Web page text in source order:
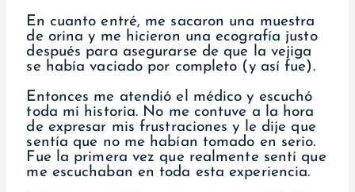
En cuanto entré, me sacaron una muestra
de orina y me hicieron una ecografía justo
después para asegurarse de que la vejiga
se había vaciado por completo (y así fue).
Entonces me atendió el médico y escuchó
toda mi historia. No me contuve a la hora
de expresar mis frustraciones y le dije que
sentía que no me habían tomado en serio.
Fue la primera vez que realmente sentí que
me escuchaban en toda esta experiencia.